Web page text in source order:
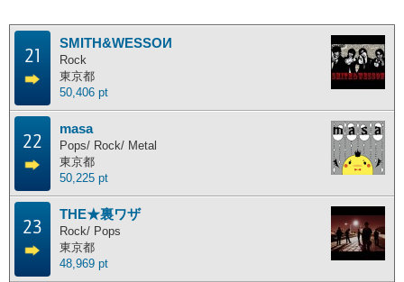
主な活動地別に分けたランキングです。
北海道 東北地方 関東地方 中部地方
近畿地方 九州地方
海外
21
SMITH&WESSOИ
Rock
東京都
50,406 pt
22
masa
Pops/ Rock/ Metal
東京都
50,225 pt
23
THE★裏ワザ
Rock/ Pops
東京都
48,969 pt